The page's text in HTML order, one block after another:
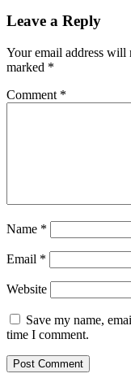
Leave a Reply
Your email address will
marked *
Comment *
Name *
Email *
Website
Save my name,
time I comment.